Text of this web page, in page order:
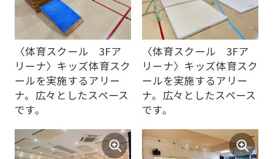
〈体育スクール 3Fア
リーナ〉キッズ体育スク
ールを実施するアリー
ナ。広々としたスペース
です。
〈体育スクール 3Fア
リーナ〉キッズ体育スク
ールを実施するアリー
ナ。広々としたスペース
です。
an
automatic
translation
service,
the
Japanese
version
of